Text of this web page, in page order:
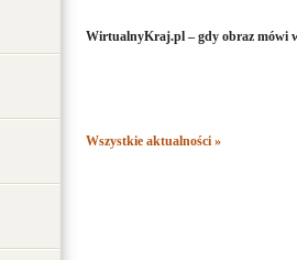
WirtualnyKraj.pl – gdy obraz mówi
Wszystkie aktualności »